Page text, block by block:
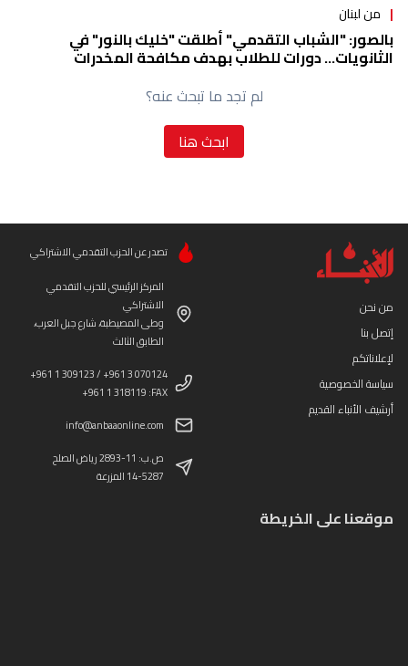
من لبنان
بالصور: "الشباب التقدمي" أطلقت "خليك بالنور" في
الثانويات... دورات للطلاب بهدف مكافحة المخدرات
لم تجد ما تبحث عنه؟
ابحث هنا
من نحن
إتصل بنا
لإعلاناتكم
سياسة الخصوصية
أرشيف الأنباء القديم
تصدر عن الحزب التقدمي الاشتراكي
المركز الرئيسي للحزب التقدمي
الاشتراكي
وطى المصيطبة، شارع جبل العرب،
الطابق الثالث
+961 1 309123 / +961 3 070124
+961 1 318119 :FAX
info@anbaaonline.com
ص.ب: 11-2893 رياض الصلح
14-5287 المزرعة
موقعنا على الخريطة